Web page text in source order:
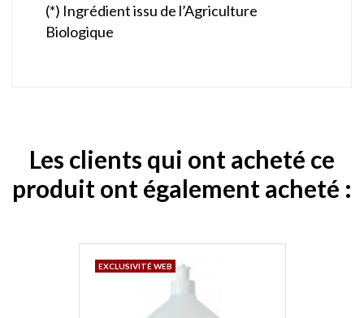
(*) Ingrédient issu de l’Agriculture
Biologique
Les clients qui ont acheté ce
produit ont également acheté :
EXCLUSIVITÉ WEB